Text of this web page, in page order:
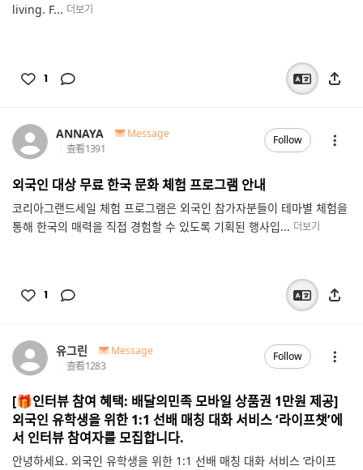
living. F... 더보기
1
ANNAYA
Message
查看1391
Follow
외국인 대상 무료 한국 문화 체험 프로그램 안내
코리아그랜드세일 체험 프로그램은 외국인 참가자분들이 테마별 체험을
통해 한국의 매력을 직접 경험할 수 있도록 기획된 행사입... 더보기
1
유그린
Message
查看1283
Follow
[🎁인터뷰 참여 혜택: 배달의민족 모바일 상품권 1만원 제공]
외국인 유학생을 위한 1:1 선배 매칭 대화 서비스 ‘라이프챗’에
서 인터뷰 참여자를 모집합니다.
안녕하세요. 외국인 유학생을 위한 1:1 선배 매칭 대화 서비스 ‘라이프